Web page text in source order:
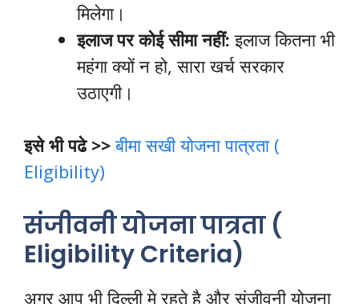
मिलेगा।
इलाज पर कोई सीमा नहीं:इलाज कितना भी
महंगा क्यों न हो, सारा खर्च सरकार
उठाएगी।
इसे भी पढे >> बीमा सखी योजना पात्रता (
Eligibility)
संजीवनी योजना पात्रता (
Eligibility Criteria)
अगर आप भी दिल्ली मे रहते है और संजीवनी योजना